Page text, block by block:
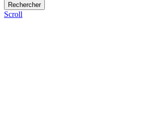
Scroll